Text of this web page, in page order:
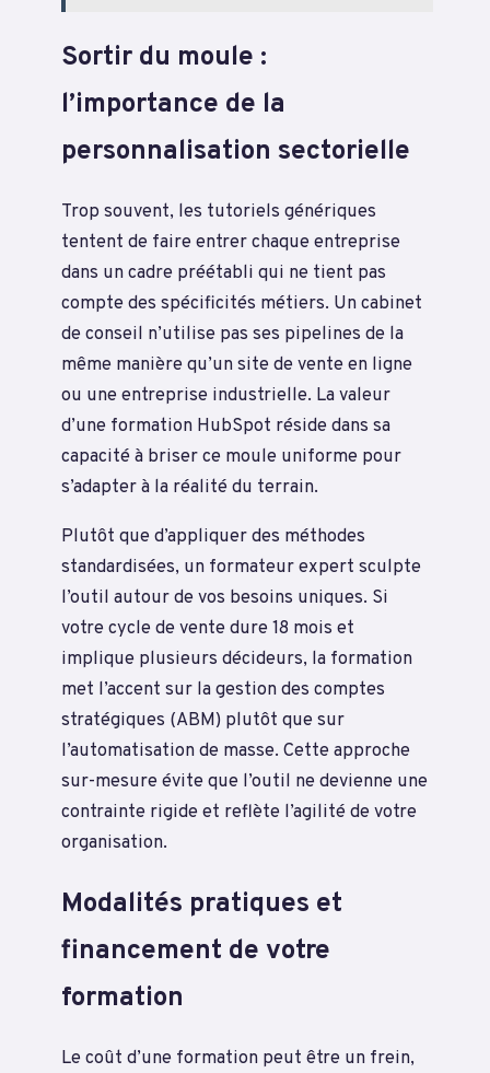
Sortir du moule :
l’importance de la
personnalisation sectorielle
Trop souvent, les tutoriels génériques
tentent de faire entrer chaque entreprise
dans un cadre préétabli qui ne tient pas
compte des spécificités métiers. Un cabinet
de conseil n’utilise pas ses pipelines de la
même manière qu’un site de vente en ligne
ou une entreprise industrielle. La valeur
d’une formation HubSpot réside dans sa
capacité à briser ce moule uniforme pour
s’adapter à la réalité du terrain.
Plutôt que d’appliquer des méthodes
standardisées, un formateur expert sculpte
l’outil autour de vos besoins uniques. Si
votre cycle de vente dure 18 mois et
implique plusieurs décideurs, la formation
met l’accent sur la gestion des comptes
stratégiques (ABM) plutôt que sur
l’automatisation de masse. Cette approche
sur-mesure évite que l’outil ne devienne une
contrainte rigide et reflète l’agilité de votre
organisation.
Modalités pratiques et
financement de votre
formation
Le coût d’une formation peut être un frein,